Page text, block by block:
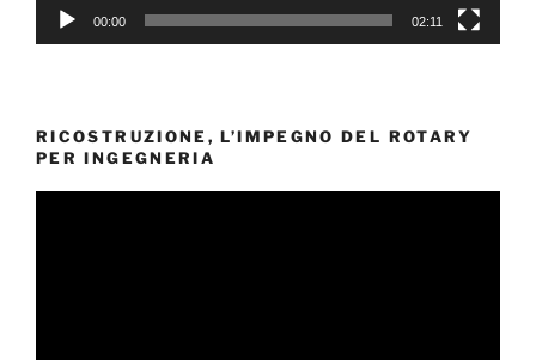
00:00 02:11
RICOSTRUZIONE, L’IMPEGNO DEL ROTARY
PER INGEGNERIA